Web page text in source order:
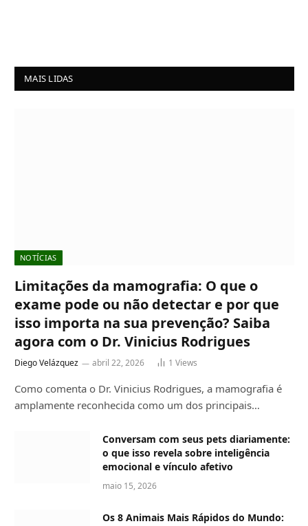
MAIS LIDAS
NOTÍCIAS
Limitações da mamografia: O que o
exame pode ou não detectar e por que
isso importa na sua prevenção? Saiba
agora com o Dr. Vinicius Rodrigues
Diego Velázquez abril 22, 2026 1 Views
Como comenta o Dr. Vinicius Rodrigues, a mamografia é
amplamente reconhecida como um dos principais…
Conversam com seus pets diariamente:
o que isso revela sobre inteligência
emocional e vínculo afetivo
maio 15, 2026
Os 8 Animais Mais Rápidos do Mundo: